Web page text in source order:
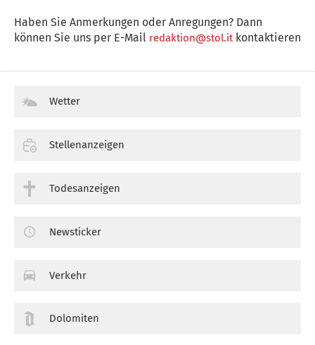
Haben Sie Anmerkungen oder Anregungen? Dann
können Sie uns per E-Mail redaktion@stol.itkontaktieren
Wetter
Stellenanzeigen
Todesanzeigen
Newsticker
Verkehr
Dolomiten